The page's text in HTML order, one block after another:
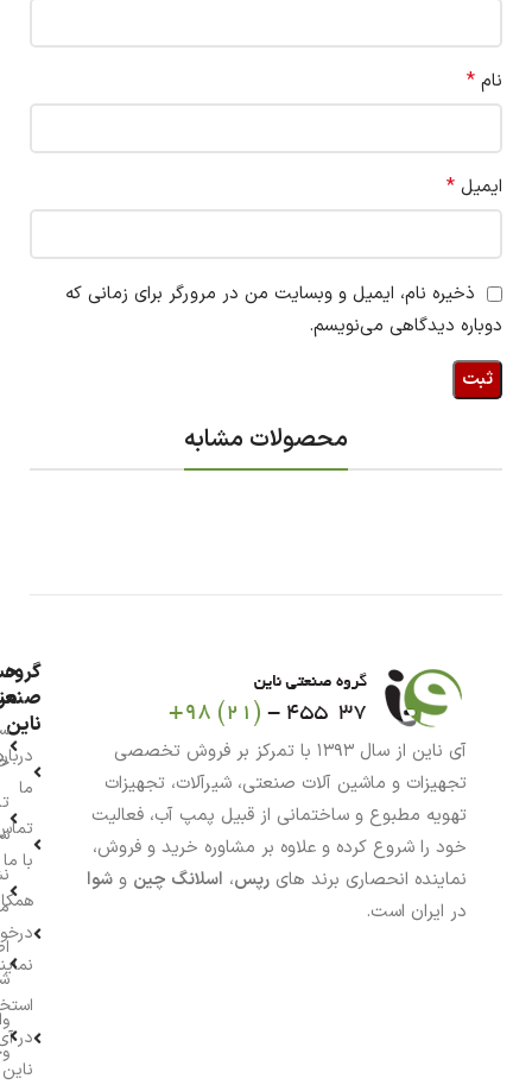
نام *
ایمیل *
ذخیره نام، ایمیل و وبسایت من در مرورگر برای زمانی که
دوباره دیدگاهی می‌نویسم.
محصولات مشابه
آی ناین از سال ۱۳۹۳ با تمرکز بر فروش تخصصی
تجهیزات و ماشین آلات صنعتی، شیرآلات، تجهیزات
تهویه مطبوع و ساختمانی از قبیل پمپ آب، فعالیت
خود را شروع کرده و علاوه بر مشاوره خرید و فروش،
نماینده انحصاری برند های رپس، اسلانگ چین و شوا
در ایران است.
گروه
ناین
ما
با ما
در
ناین